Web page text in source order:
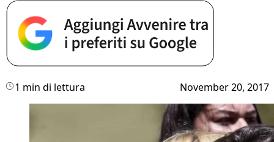
1 min di lettura November 20, 2017